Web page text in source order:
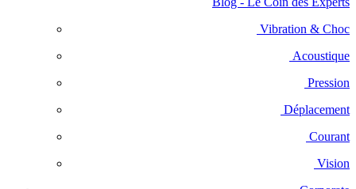
Vibration & Choc
Acoustique
Pression
Déplacement
Courant
Vision